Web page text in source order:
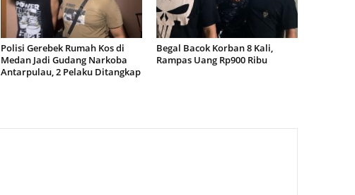
Polisi Gerebek Rumah Kos di
Medan Jadi Gudang Narkoba
Antarpulau, 2 Pelaku Ditangkap
Begal Bacok Korban 8 Kali,
Rampas Uang Rp900 Ribu